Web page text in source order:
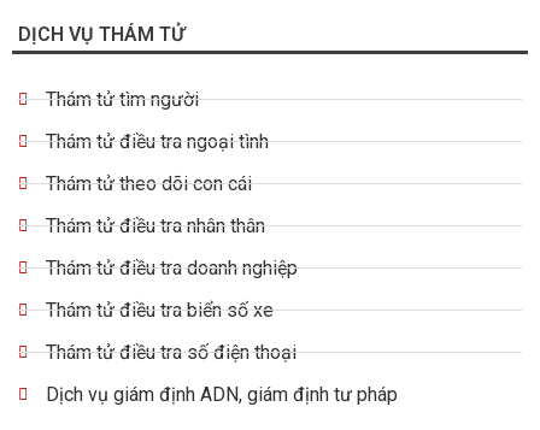
DỊCH VỤ THÁM TỬ
Thám tử tìm người
Thám tử điều tra ngoại tình
Thám tử theo dõi con cái
Thám tử điều tra nhân thân
Thám tử điều tra doanh nghiệp
Thám tử điều tra biển số xe
Thám tử điều tra số điện thoại
Dịch vụ giám định ADN, giám định tư pháp